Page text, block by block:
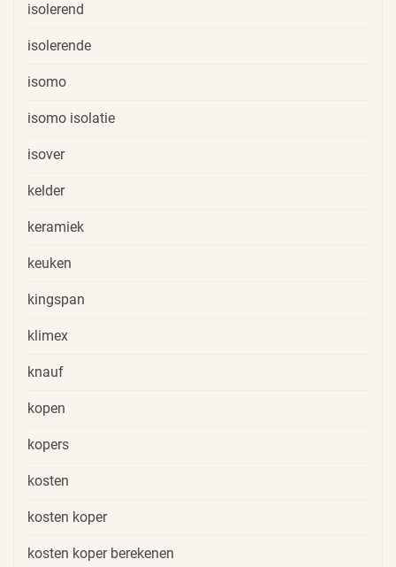
isolerend
isolerende
isomo
isomo isolatie
isover
kelder
keramiek
keuken
kingspan
klimex
knauf
kopen
kopers
kosten
kosten koper
kosten koper berekenen